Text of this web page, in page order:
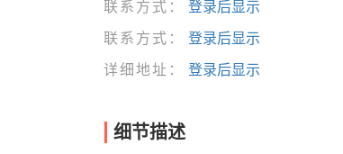
联系方式：
登录后显示
联系方式：
登录后显示
详细地址：
登录后显示
细节描述